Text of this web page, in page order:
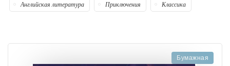
Английская литература Приключения Классика
Бумажная